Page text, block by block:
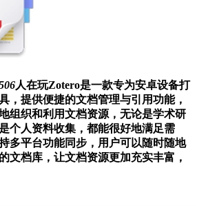
人在玩Zotero是一款专为安卓设备打
，提供便捷的文档管理与引用功能，
组织和利用文档资源，无论是学术研
个人资料收集，都能很好地满足需
多平台功能同步，用户可以随时随地
文档库，让文档资源更加充实丰富，